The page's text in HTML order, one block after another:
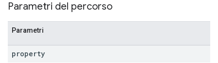
Parametri del percorso
Parametri
property